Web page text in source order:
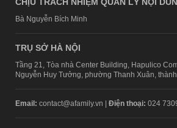
Bà Nguyễn Bích Minh
TRỤ SỞ HÀ NỘI
Tầng 21, Tòa nhà Center Building, Hapulico
Nguyễn Huy Tưởng, phường Thanh Xuân,
Email: contact@afamily.vn | Điện thoại: 024